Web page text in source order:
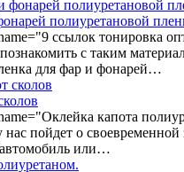
полиуретановой
ссылок тонировка
с таким
для фар и фонарей…
капота
пойдет о своевременной
или…